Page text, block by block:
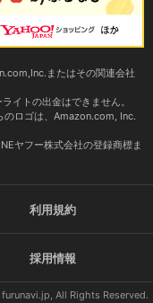
またはその関連会社
イトの出金はできません。
ロゴは、Amazon.com, Inc.
ヤフー株式会社の登録商標ま
利用規約
採用情報
All Rights Reserved.